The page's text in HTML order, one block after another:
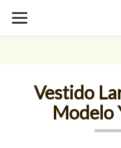
Vestido
Modelo